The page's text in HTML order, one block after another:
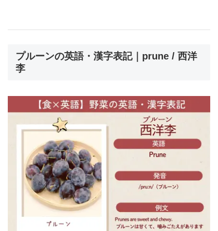
プルーンの英語・漢字表記｜prune / 西洋
李